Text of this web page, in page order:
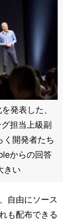
発表した、
担当上級副
く開発者たち
からの回答
きい
自由にソース
も配布できる